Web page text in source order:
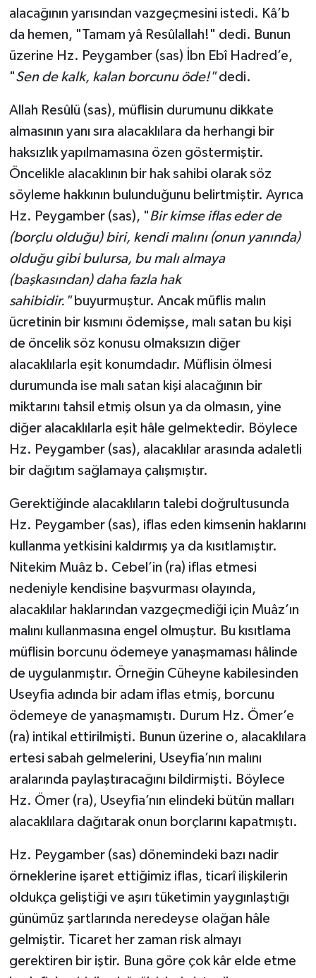
alacağının yarısından vazgeçmesini istedi. Kâ’b
da hemen, "Tamam yâ Resûlallah!" dedi. Bunun
üzerine Hz. Peygamber (sas) İbn Ebî Hadred’e,
"Sen de kalk, kalan borcunu öde!"dedi.
Allah Resûlü (sas), müflisin durumunu dikkate
almasının yanı sıra alacaklılara da herhangi bir
haksızlık yapılmamasına özen göstermiştir.
Öncelikle alacaklının bir hak sahibi olarak söz
söyleme hakkının bulunduğunu belirtmiştir. Ayrıca
Hz. Peygamber (sas), "Bir kimse iflas eder de
(borçlu olduğu) biri, kendi malını (onun yanında)
olduğu gibi bulursa, bu malı almaya
(başkasından) daha fazla hak
sahibidir."buyurmuştur. Ancak müflis malın
ücretinin bir kısmını ödemişse, malı satan bu kişi
de öncelik söz konusu olmaksızın diğer
alacaklılarla eşit konumdadır. Müflisin ölmesi
durumunda ise malı satan kişi alacağının bir
miktarını tahsil etmiş olsun ya da olmasın, yine
diğer alacaklılarla eşit hâle gelmektedir. Böylece
Hz. Peygamber (sas), alacaklılar arasında adaletli
bir dağıtım sağlamaya çalışmıştır.
Gerektiğinde alacaklıların talebi doğrultusunda
Hz. Peygamber (sas), iflas eden kimsenin haklarını
kullanma yetkisini kaldırmış ya da kısıtlamıştır.
Nitekim Muâz b. Cebel’in (ra) iflas etmesi
nedeniyle kendisine başvurması olayında,
alacaklılar haklarından vazgeçmediği için Muâz’ın
malını kullanmasına engel olmuştur. Bu kısıtlama
müflisin borcunu ödemeye yanaşmaması hâlinde
de uygulanmıştır. Örneğin Cüheyne kabilesinden
Useyfia adında bir adam iflas etmiş, borcunu
ödemeye de yanaşmamıştı. Durum Hz. Ömer’e
(ra) intikal ettirilmişti. Bunun üzerine o, alacaklılara
ertesi sabah gelmelerini, Useyfia’nın malını
aralarında paylaştıracağını bildirmişti. Böylece
Hz. Ömer (ra), Useyfia’nın elindeki bütün malları
alacaklılara dağıtarak onun borçlarını kapatmıştı.
Hz. Peygamber (sas) dönemindeki bazı nadir
örneklerine işaret ettiğimiz iflas, ticarî ilişkilerin
oldukça geliştiği ve aşırı tüketimin yaygınlaştığı
günümüz şartlarında neredeyse olağan hâle
gelmiştir. Ticaret her zaman risk almayı
gerektiren bir iştir. Buna göre çok kâr elde etme